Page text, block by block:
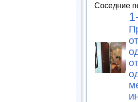
Соседние